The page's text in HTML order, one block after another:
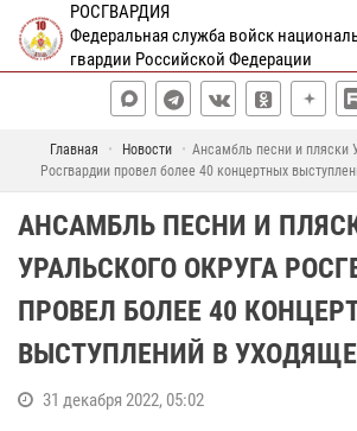
РОСГВАРДИЯ
Федеральная служба войск
гвардии Российской Федерации
Главная Новости
Ансамбль песни и пляски
Росгвардии провел более 40 концертных
АНСАМБЛЬ ПЕСНИ И
УРАЛЬСКОГО ОКРУГА
ПРОВЕЛ БОЛЕЕ 40
ВЫСТУПЛЕНИЙ В
31 декабря 2022, 05:02